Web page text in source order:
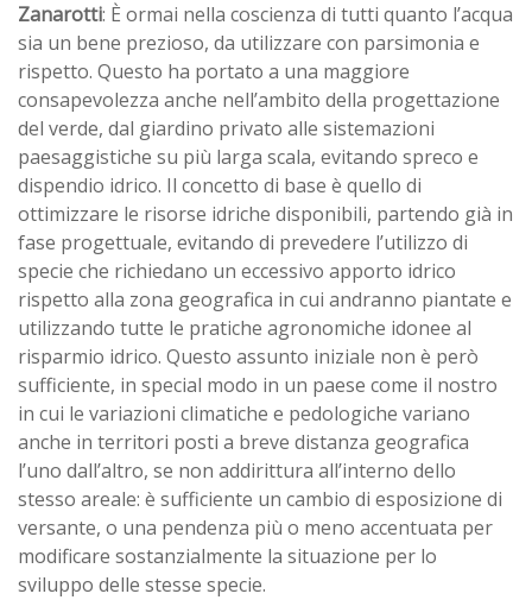
Zanarotti: È ormai nella coscienza di tutti quanto l’acqua
sia un bene prezioso, da utilizzare con parsimonia e
rispetto. Questo ha portato a una maggiore
consapevolezza anche nell’ambito della progettazione
del verde, dal giardino privato alle sistemazioni
paesaggistiche su più larga scala, evitando spreco e
dispendio idrico. Il concetto di base è quello di
ottimizzare le risorse idriche disponibili, partendo già in
fase progettuale, evitando di prevedere l’utilizzo di
specie che richiedano un eccessivo apporto idrico
rispetto alla zona geografica in cui andranno piantate e
utilizzando tutte le pratiche agronomiche idonee al
risparmio idrico. Questo assunto iniziale non è però
sufficiente, in special modo in un paese come il nostro
in cui le variazioni climatiche e pedologiche variano
anche in territori posti a breve distanza geografica
l’uno dall’altro, se non addirittura all’interno dello
stesso areale: è sufficiente un cambio di esposizione di
versante, o una pendenza più o meno accentuata per
modificare sostanzialmente la situazione per lo
sviluppo delle stesse specie.